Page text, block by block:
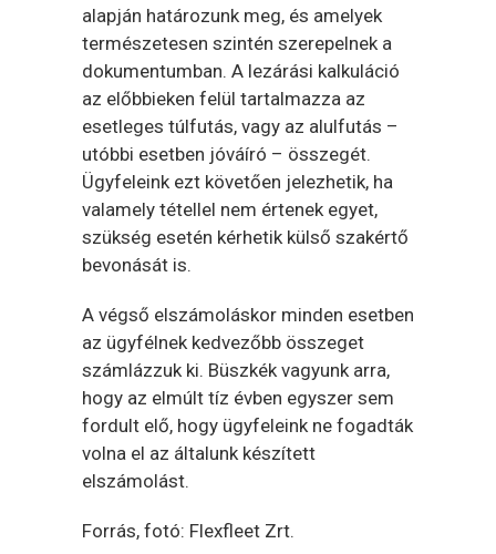
alapján határozunk meg, és amelyek
természetesen szintén szerepelnek a
dokumentumban. A lezárási kalkuláció
az előbbieken felül tartalmazza az
esetleges túlfutás, vagy az alulfutás –
utóbbi esetben jóváíró – összegét.
Ügyfeleink ezt követően jelezhetik, ha
valamely tétellel nem értenek egyet,
szükség esetén kérhetik külső szakértő
bevonását is.
A végső elszámoláskor minden esetben
az ügyfélnek kedvezőbb összeget
számlázzuk ki. Büszkék vagyunk arra,
hogy az elmúlt tíz évben egyszer sem
fordult elő, hogy ügyfeleink ne fogadták
volna el az általunk készített
elszámolást.
Forrás, fotó: Flexfleet Zrt.